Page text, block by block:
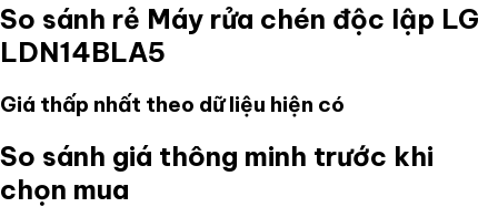
So sánh rẻ Máy rửa chén độc lập LG
LDN14BLA5
Giá thấp nhất theo dữ liệu hiện có
So sánh giá thông minh trước khi
chọn mua